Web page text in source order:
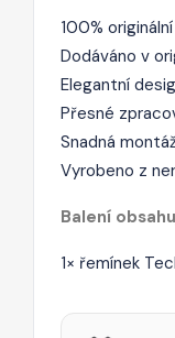
100%
Dodáváno v
Elegantní
Přesné
Snadná
Vyrobeno z
Balení
1× řemínek